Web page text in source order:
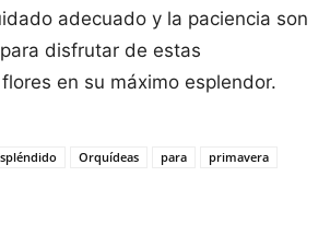
adecuado y la paciencia son
disfrutar de estas
en su máximo esplendor.
Orquídeas para
primavera